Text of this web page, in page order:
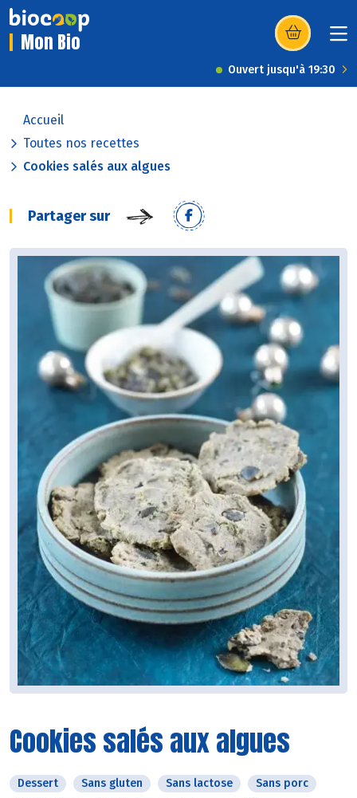
Mon Bio (s’ouvre dans
Ouvert jusqu'à 19:30
Accueil
Toutes nos recettes
Cookies salés aux algues
Partager sur
Cookies salés aux algues
Dessert Sans gluten Sans lactose
Sans porc